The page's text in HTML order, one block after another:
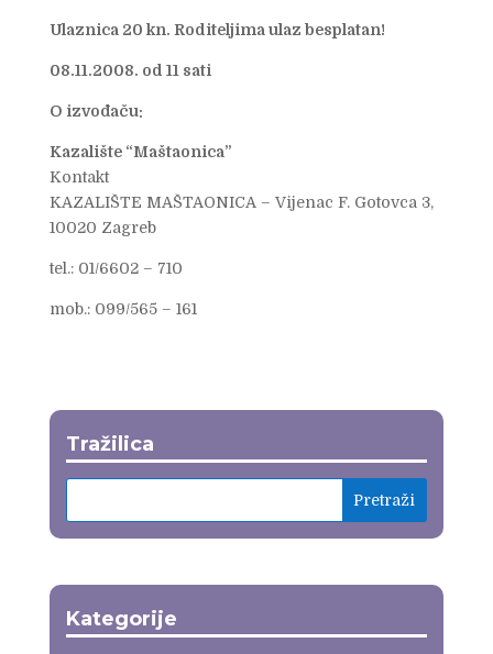
Ulaznica 20 kn. Roditeljima ulaz besplatan!
08.11.2008. od 11 sati
O izvođaču:
Kazalište “Maštaonica”
Kontakt
KAZALIŠTE MAŠTAONICA – Vijenac F. Gotovca 3,
10020 Zagreb
tel.: 01/6602 – 710
mob.: 099/565 – 161
Tražilica
Kategorije